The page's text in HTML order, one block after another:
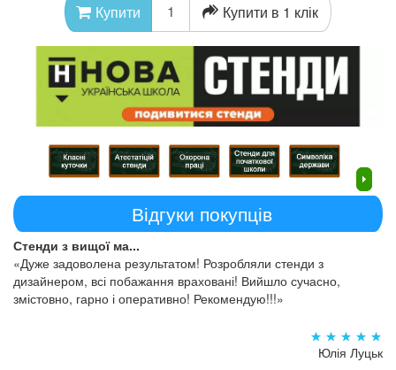
Купити Купити в 1 клік
Відгуки покупців
Стенди з вищої ма...
«Дуже задоволена результатом! Розробляли стенди з
дизайнером, всі побажання враховані! Вийшло сучасно,
змістовно, гарно і оперативно! Рекомендую!!!»
Юлія Луцьк